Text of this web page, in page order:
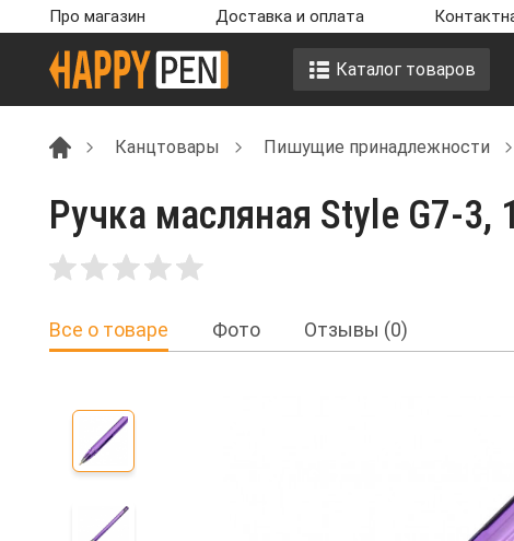
Про магазин Доставка и оплата
Каталог товаров
Канцтовары Пишущие принадлежности
Ручка масляная Style G7-
Все о товаре Фото Отзывы (0)